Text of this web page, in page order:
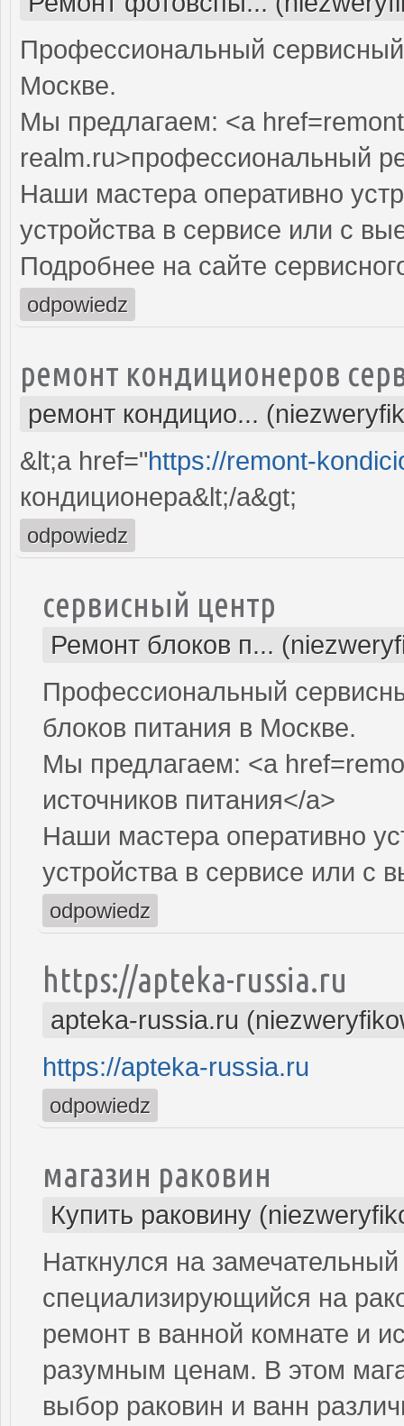
Профессиональный
Москве.
Мы предлагаем: <a
realm.ru>профессиональный
Наши мастера оперативно
устройства в сервисе или с
Подробнее на сайте
odpowiedz
ремонт кондиционеров
ремонт кондицио...
&lt;a href="https://remont-
кондиционера&lt;/a&gt;
odpowiedz
сервисный центр
Ремонт блоков п...
Профессиональный
блоков питания в Москве.
Мы предлагаем: <a
источников питания</a>
Наши мастера оперативно
устройства в сервисе или с
odpowiedz
https://apteka-russia.ru
apteka-russia.ru
https://apteka-russia.ru
odpowiedz
магазин раковин
Купить раковину
Наткнулся на
специализирующийся на
ремонт в ванной комнате и
разумным ценам. В этом
выбор раковин и ванн